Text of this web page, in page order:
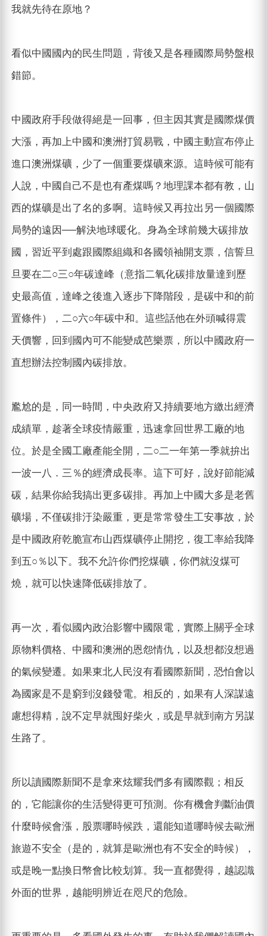
我就先待在原地？
看似中國國內的民生問題，背後又是各種國際局勢盤根
錯節。
中國政府手段做得絕是一回事，但主因其實是國際煤價
大漲，再加上中國和澳洲打貿易戰，中國主動宣布停止
進口澳洲煤礦，少了一個重要煤礦來源。這時候可能有
人說，中國自己不是也有產煤嗎？地理課本都有教，山
西的煤礦是出了名的多啊。這時候又再拉出另一個國際
局勢的遠因──解決地球暖化。身為全球前幾大碳排放
國，習近平到處跟國際組織和各國領袖開支票，信誓旦
旦要在二○三○年碳達峰（意指二氧化碳排放量達到歷
史最高值，達峰之後進入逐步下降階段，是碳中和的前
置條件），二○六○年碳中和。這些話他在外頭喊得震
天價響，回到國內可不能變成芭樂票，所以中國政府一
直想辦法控制國內碳排放。
尷尬的是，同一時間，中央政府又持續要地方繳出經濟
成績單，趁著全球疫情嚴重，迅速拿回世界工廠的地
位。於是全國工廠產能全開，二○二一年第一季就拚出
一波一八．三％的經濟成長率。這下可好，說好節能減
碳，結果你給我搞出更多碳排。再加上中國大多是老舊
礦場，不僅碳排汙染嚴重，更是常常發生工安事故，於
是中國政府乾脆宣布山西煤礦停止開挖，復工率給我降
到五○％以下。我不允許你們挖煤礦，你們就沒煤可
燒，就可以快速降低碳排放了。
再一次，看似國內政治影響中國限電，實際上關乎全球
原物料價格、中國和澳洲的恩怨情仇，以及想都沒想過
的氣候變遷。如果東北人民沒有看國際新聞，恐怕會以
為國家是不是窮到沒錢發電。相反的，如果有人深謀遠
慮想得精，說不定早就囤好柴火，或是早就到南方另謀
生路了。
所以讀國際新聞不是拿來炫耀我們多有國際觀；相反
的，它能讓你的生活變得更可預測。你有機會判斷油價
什麼時候會漲，股票哪時候跌，還能知道哪時候去歐洲
旅遊不安全（是的，就算是歐洲也有不安全的時候），
或是晚一點換日幣會比較划算。我一直都覺得，越認識
外面的世界，越能明辨近在咫尺的危險。